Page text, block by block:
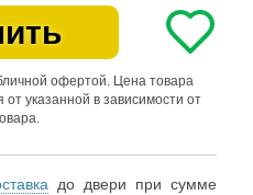
офертой. Цена товара
от указанной в зависимости от
до двери при сумме